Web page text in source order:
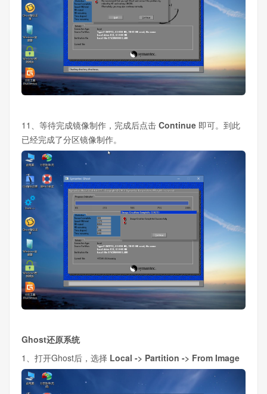
11、等待完成镜像制作，完成后点击 Continue 即可。到此
已经完成了分区镜像制作。
Ghost还原系统
1、打开Ghost后，选择 Local -> Partition -> From Image